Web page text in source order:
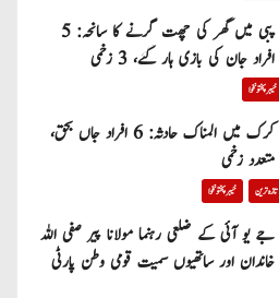
پبی میں گھر کی چھت گرنے کا سانحہ: 5
افراد جان کی بازی ہار گئے، 3 زخمی
خیبر پختونخوا
کرک میں المناک حادثہ: 6 افراد جاں بحق،
متعدد زخمی
تازہ ترین خیبر پختونخوا
جے یو آئی کے ضلعی رہنما مولانا پیر صفی اللہ
خاندان اور ساتھیوں سمیت قومی وطن پارٹی